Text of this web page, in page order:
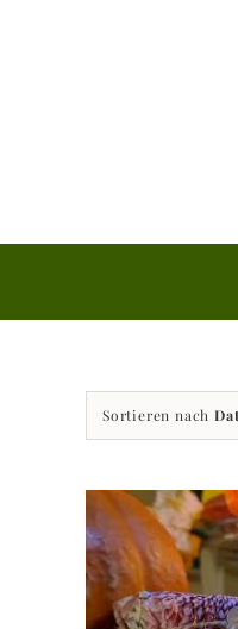
Sortieren nach